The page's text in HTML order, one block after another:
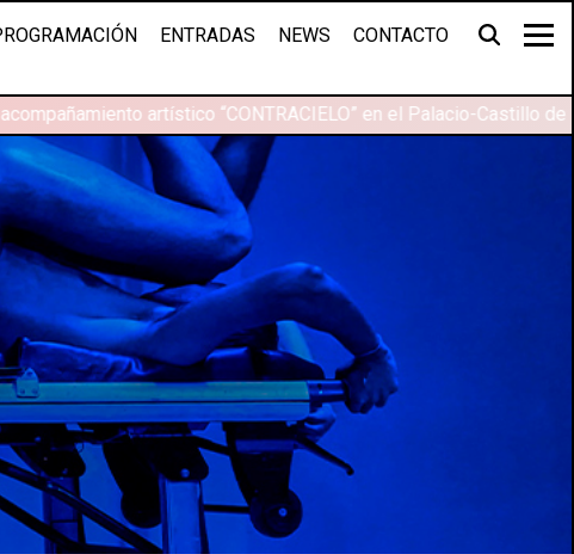
ENTRADAS NEWS CONTACTO
artístico “CONTRACIELO” en el Palacio-Castillo de